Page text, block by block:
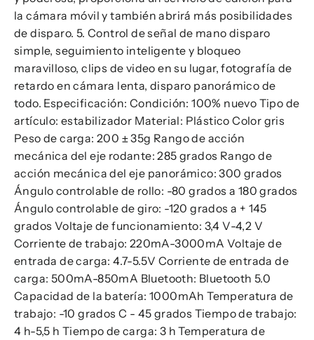
la cámara móvil y también abrirá más posibilidades
de disparo. 5. Control de señal de mano disparo
simple, seguimiento inteligente y bloqueo
maravilloso, clips de video en su lugar, fotografía de
retardo en cámara lenta, disparo panorámico de
todo. Especificación: Condición: 100% nuevo Tipo de
artículo: estabilizador Material: Plástico Color gris
Peso de carga: 200 ± 35g Rango de acción
mecánica del eje rodante: 285 grados Rango de
acción mecánica del eje panorámico: 300 grados
Ángulo controlable de rollo: -80 grados a 180 grados
Ángulo controlable de giro: -120 grados a + 145
grados Voltaje de funcionamiento: 3,4 V-4,2 V
Corriente de trabajo: 220mA-3000mA Voltaje de
entrada de carga: 4.7-5.5V Corriente de entrada de
carga: 500mA-850mA Bluetooth: Bluetooth 5.0
Capacidad de la batería: 1000mAh Temperatura de
trabajo: -10 grados C - 45 grados Tiempo de trabajo:
4 h-5,5 h Tiempo de carga: 3 h Temperatura de